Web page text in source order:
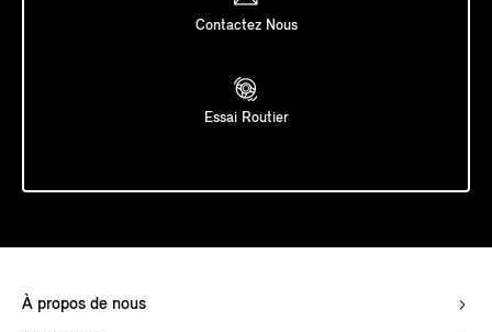
Contactez Nous
Essai Routier
À propos de nous